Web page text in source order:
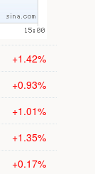
+1.42%
+0.93%
+1.01%
+1.35%
+0.17%